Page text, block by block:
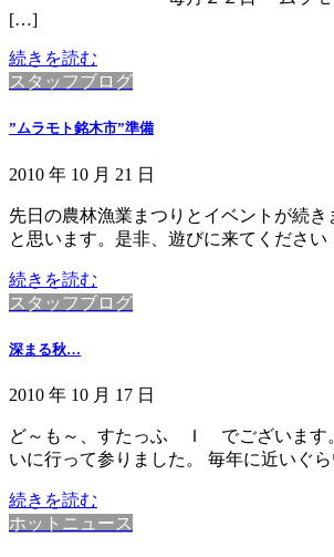
[…]
続きを読む
スタッフブログ
”ムラモト銘木市”準備
2010 年 10 月 21 日
先日の農林漁業まつりとイベントが続
と思います。是非、遊びに来てくださ
続きを読む
スタッフブログ
深まる秋…
2010 年 10 月 17 日
ど～も～、すたっふ Ｉ でございます
いに行って参りました。 毎年に近いぐ
続きを読む
ホットニュース